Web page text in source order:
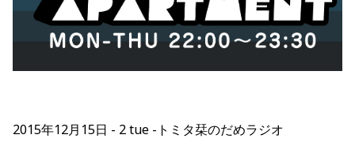
2015年12月15日 2 tue -トミタ栞のだめラジオ